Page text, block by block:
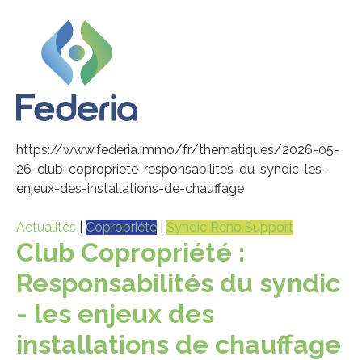
https://www.federia.immo/fr/thematiques/2026-05-
26-club-copropriete-responsabilites-du-syndic-les-
enjeux-des-installations-de-chauffage
Actualités Copropriété Syndic Reno Support
Club Copropriété :
Responsabilités du syndic
- les enjeux des
installations de chauffage